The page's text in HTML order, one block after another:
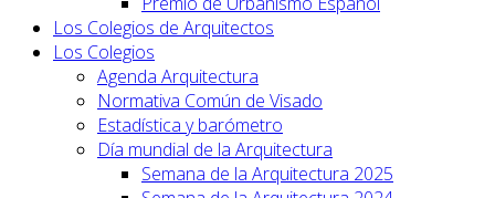
Los Colegios de Arquitectos
Los Colegios
Agenda Arquitectura
Normativa Común de Visado
Estadística y barómetro
Día mundial de la Arquitectura
Semana de la Arquitectura 2025